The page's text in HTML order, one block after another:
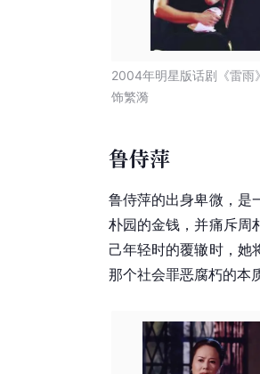
2004年明星版话剧《雷雨
饰繁漪
鲁侍萍
鲁侍萍的出身卑微，是
朴园的金钱，并痛斥周
己年轻时的覆辙时，她
那个社会罪恶腐朽的本